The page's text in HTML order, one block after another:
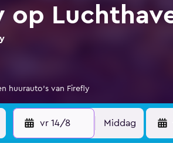
huurauto's van Firefly
vr 14/8 Middag